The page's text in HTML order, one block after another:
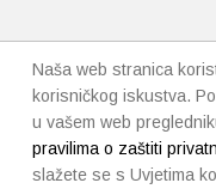
Naša web stranica
korisničkog iskustva.
u vašem web
pravilima o zaštiti
slažete se s Uvjetima